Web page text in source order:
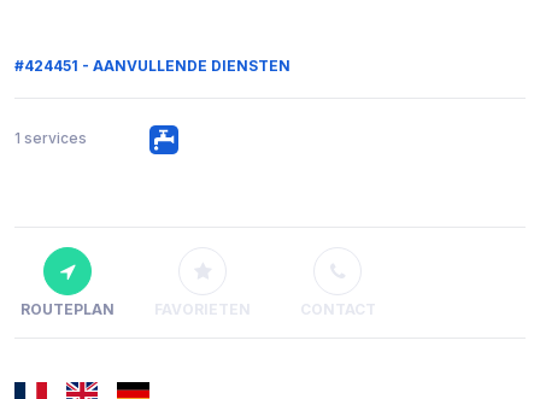
#424451 - AANVULLENDE DIENSTEN
1 services
ROUTEPLAN FAVORIETEN CONTACT